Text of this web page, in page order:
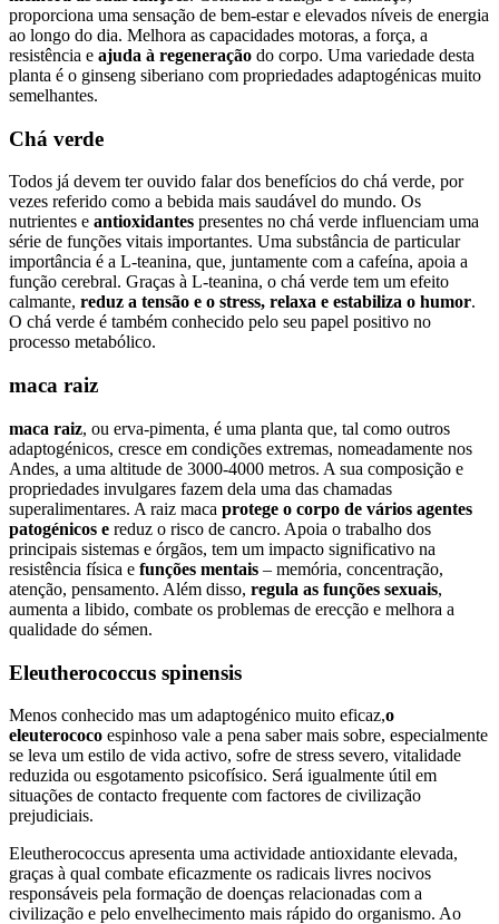
proporciona uma sensação de bem-estar e elevados níveis de energia
ao longo do dia. Melhora as capacidades motoras, a força, a
resistência e ajuda à regeneração do corpo. Uma variedade desta
planta é o ginseng siberiano com propriedades adaptogénicas muito
semelhantes.
Chá verde
Todos já devem ter ouvido falar dos benefícios do chá verde, por
vezes referido como a bebida mais saudável do mundo. Os
nutrientes e antioxidantes presentes no chá verde influenciam uma
série de funções vitais importantes. Uma substância de particular
importância é a L-teanina, que, juntamente com a cafeína, apoia a
função cerebral. Graças à L-teanina, o chá verde tem um efeito
calmante, reduz a tensão e o stress, relaxa e estabiliza o humor.
O chá verde é também conhecido pelo seu papel positivo no
processo metabólico.
maca raiz
maca raiz, ou erva-pimenta, é uma planta que, tal como outros
adaptogénicos, cresce em condições extremas, nomeadamente nos
Andes, a uma altitude de 3000-4000 metros. A sua composição e
propriedades invulgares fazem dela uma das chamadas
superalimentares. A raiz maca protege o corpo de vários agentes
patogénicos e reduz o risco de cancro. Apoia o trabalho dos
principais sistemas e órgãos, tem um impacto significativo na
resistência física e funções mentais – memória, concentração,
atenção, pensamento. Além disso, regula as funções sexuais,
aumenta a libido, combate os problemas de erecção e melhora a
qualidade do sémen.
Eleutherococcus spinensis
Menos conhecido mas um adaptogénico muito eficaz,o
eleuterococo espinhoso vale a pena saber mais sobre, especialmente
se leva um estilo de vida activo, sofre de stress severo, vitalidade
reduzida ou esgotamento psicofísico. Será igualmente útil em
situações de contacto frequente com factores de civilização
prejudiciais.
Eleutherococcus apresenta uma actividade antioxidante elevada,
graças à qual combate eficazmente os radicais livres nocivos
responsáveis pela formação de doenças relacionadas com a
civilização e pelo envelhecimento mais rápido do organismo. Ao